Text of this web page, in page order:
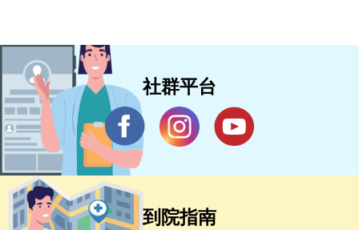
社群平台
到院指南